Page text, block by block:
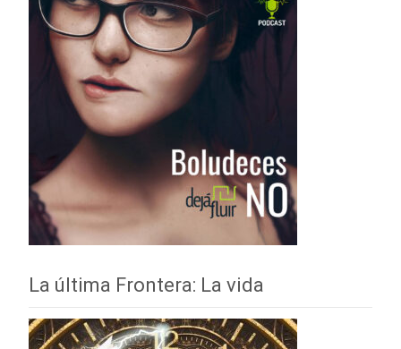
La última Frontera: La vida